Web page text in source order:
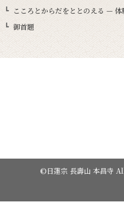
こころとからだをととのえる —
御首題
©日蓮宗 長壽山 本昌寺